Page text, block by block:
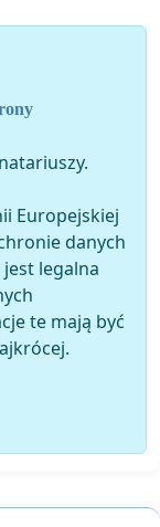
Europejskiej
danych
legalna
te mają być